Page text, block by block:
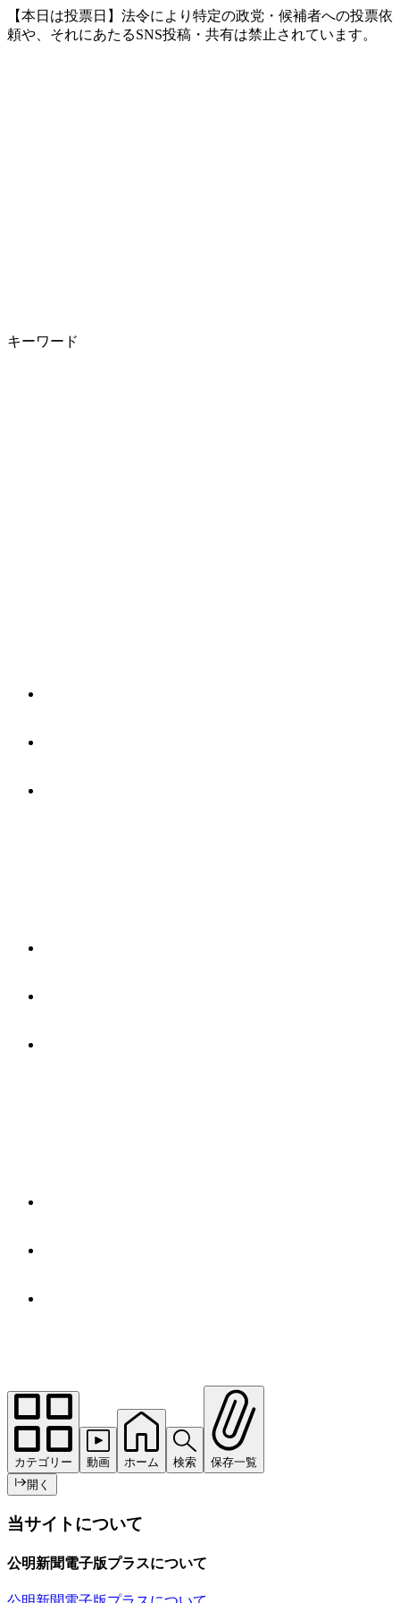
【本日は投票日】法令により特定の政党・候補者への投票依
頼や、それにあたるSNS投稿・共有は禁止されています。
キーワード
カテゴリー 動画 ホーム 検索
保存一覧
開く
当サイトについて
公明新聞電子版プラスについて